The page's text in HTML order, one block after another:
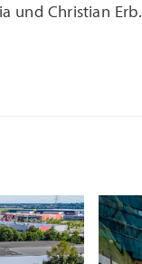
und Christian Erb.